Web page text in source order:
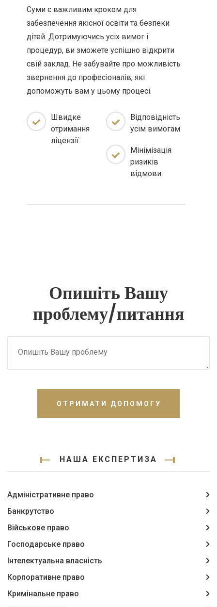
Суми є важливим кроком для
забезпечення якісної освіти та безпеки
дітей. Дотримуючись усіх вимог і
процедур, ви зможете успішно відкрити
свій заклад. Не забувайте про можливість
звернення до професіоналів, які
допоможуть вам у цьому процесі.
Швидке
отримання
ліцензії
Відповідність
усім вимогам
Мінімізація
ризиків
відмови
Опишіть Вашу
проблему/питання
ОТРИМАТИ ДОПОМОГУ
НАША ЕКСПЕРТИЗА
Адміністративне право
Банкрутство
Військове право
Господарське право
Інтелектуальна власність
Корпоративне право
Кримінальне право